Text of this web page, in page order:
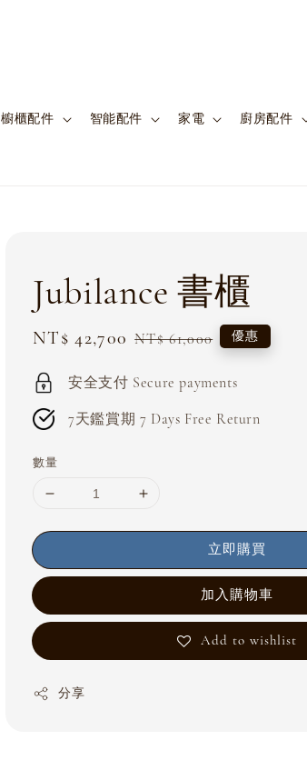
櫥櫃配件 智能配件 家電 廚房配件
Jubilance 書櫃
Sale
NT$ 42,700 Regular
NT$ 61,000 優惠
安全支付 Secure payments
7天鑑賞期 7 Days Free Return
數量
立即購買
加入購物車
Add to wishlist
分享